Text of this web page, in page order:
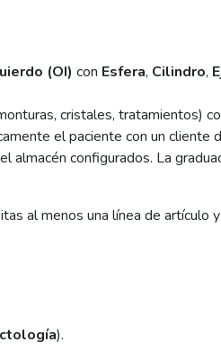
(OI) con Esfera, Cilindro,
cristales, tratamientos)
el paciente con un cliente
almacén configurados. La
al menos una línea de artículo
).